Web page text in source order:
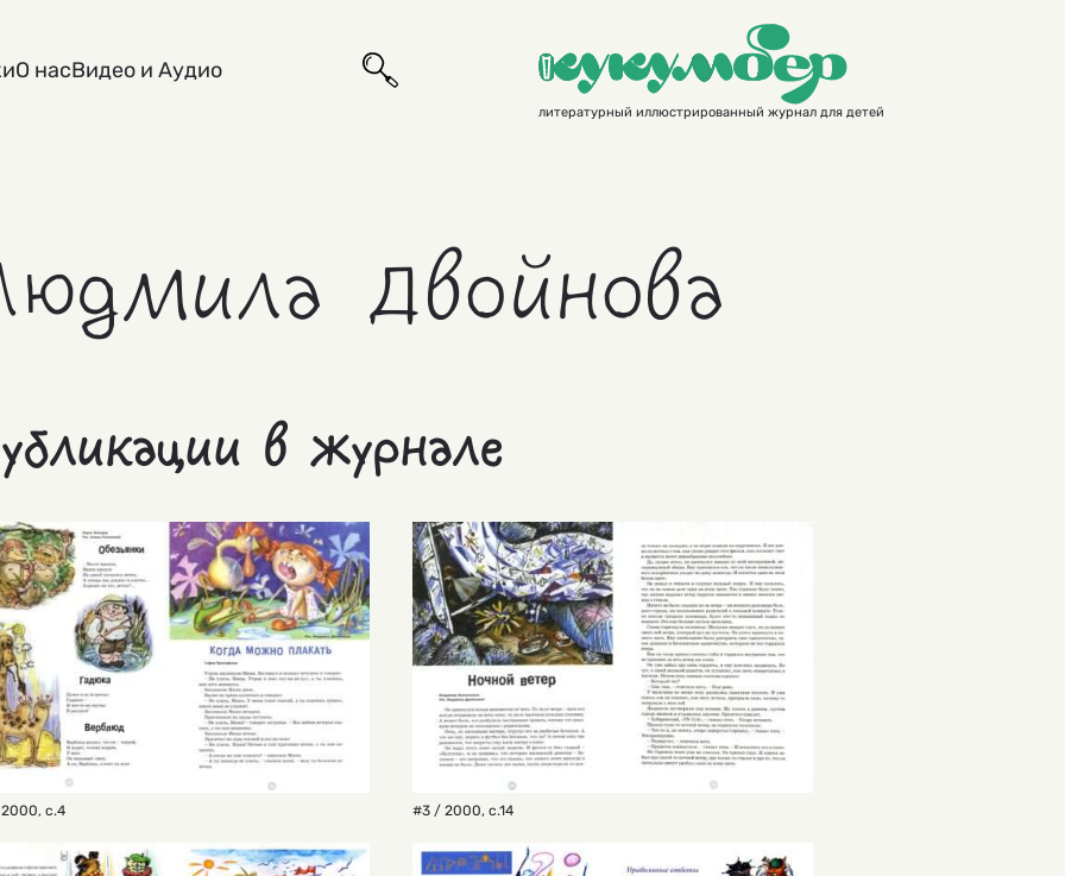
О насВидео и Аудио
литературный иллюстрированный журнал для детей
Двойнова
в журнале
, с.4 #3 / 2000, с.14